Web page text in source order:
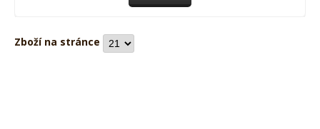
Zboží na stránce